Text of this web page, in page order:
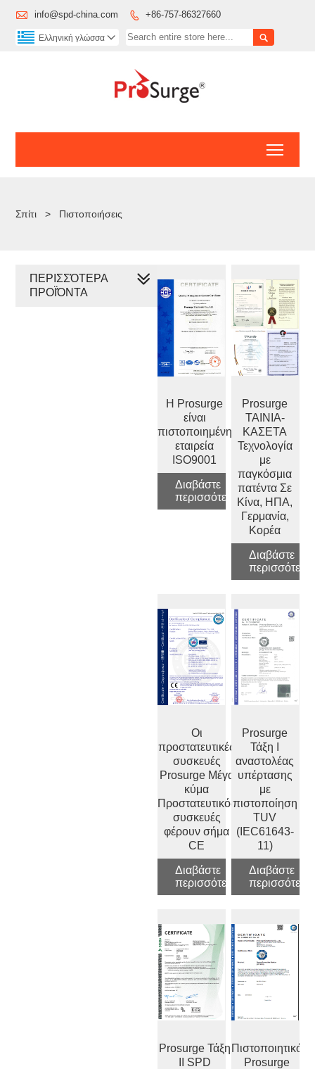
 info@spd-china.com  +86-757-86327660

Ελληνική γλώσσα 
Σπίτι > Πιστοποιήσεις
Η Prosurge
είναι
πιστοποιημένη
εταιρεία
ISO9001
Διαβάστε
περισσότερα
Prosurge
ΤΑΙΝΙΑ-
ΚΑΣΕΤΑ
Τεχνολογία
με
παγκόσμια
πατέντα Σε
Κίνα, ΗΠΑ,
Γερμανία,
Κορέα
Διαβάστε
περισσότερα
Οι
προστατευτικές
συσκευές
Prosurge Μέγα
κύμα
Προστατευτικός
συσκευές
φέρουν σήμα
CE
Διαβάστε
περισσότερα
Prosurge
Τάξη I
αναστολέας
υπέρτασης
με
πιστοποίηση
TUV
(IEC61643-
11)
Διαβάστε
περισσότερα
Prosurge Τάξη
II SPD
Πιστοποιητικό
Prosurge
ΠΕΡΙΣΣΌΤΕΡΑ
ΠΡΟΪΌΝΤΑ